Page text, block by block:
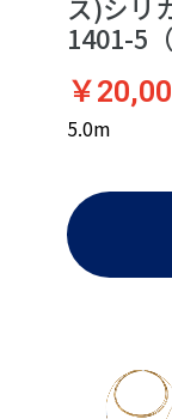
ス)シリ
1401-5
￥
5.0m